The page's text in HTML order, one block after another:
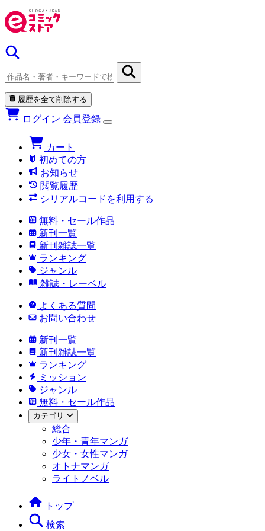
履歴を全て削除する
ログイン 会員登録
カート
初めての方
お知らせ
閲覧履歴
シリアルコードを利用する
無料・セール作品
新刊一覧
新刊雑誌一覧
ランキング
ジャンル
雑誌・レーベル
よくある質問
お問い合わせ
新刊一覧
新刊雑誌一覧
ランキング
ミッション
ジャンル
無料・セール作品
カテゴリ
総合
少年・青年マンガ
少女・女性マンガ
オトナマンガ
ライトノベル
トップ
検索